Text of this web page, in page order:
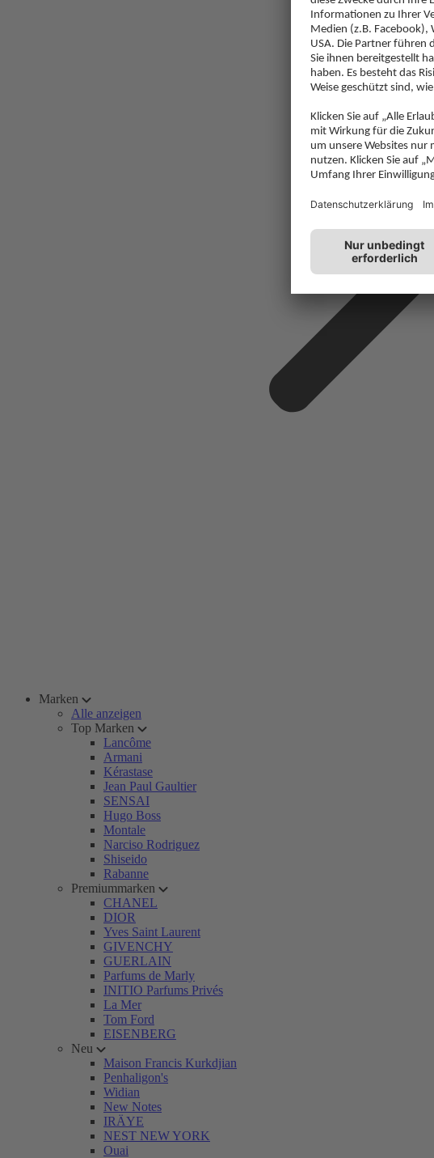
Marken
Alle anzeigen
Top Marken
Lancôme
Armani
Kérastase
Jean Paul Gaultier
SENSAI
Hugo Boss
Montale
Narciso Rodriguez
Shiseido
Rabanne
Premiummarken
CHANEL
DIOR
Yves Saint Laurent
GIVENCHY
GUERLAIN
Parfums de Marly
INITIO Parfums Privés
La Mer
Tom Ford
EISENBERG
Neu
Maison Francis Kurkdjian
Penhaligon's
Widian
New Notes
IRÄYE
NEST NEW YORK
Ouai